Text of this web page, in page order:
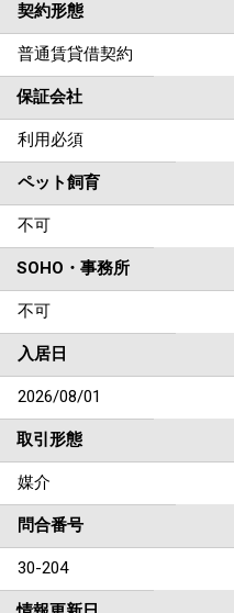
契約形態
普通賃貸借契約
保証会社
利用必須
ペット飼育
不可
SOHO・事務所
不可
入居日
2026/08/01
取引形態
媒介
問合番号
30-204